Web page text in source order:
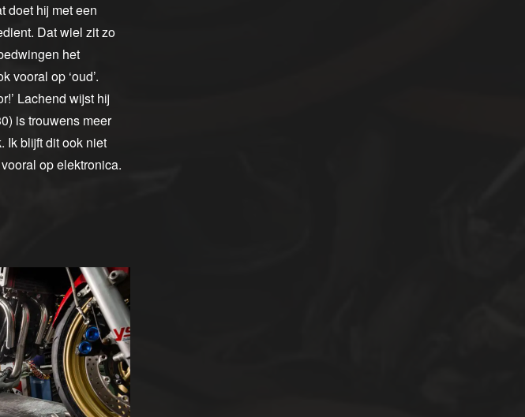
doet hij met een
Dat wiel zit zo
het
vooral op ‘oud’.
Lachend wijst hij
is trouwens meer
Ik blijft dit ook niet
op elektronica.